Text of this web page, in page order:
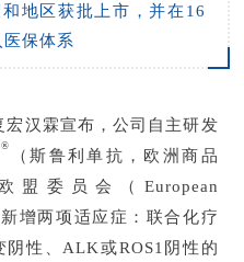
地区获批上市，并在16
保体系
汉霖宣布，公司自主研发
®
（斯鲁利单抗，欧洲商品
盟委员会（European
增两项适应症：联合化疗
阴性、ALK或ROS1阴性的